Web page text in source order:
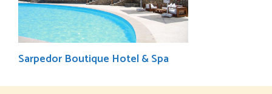
Sarpedor Boutique Hotel & Spa